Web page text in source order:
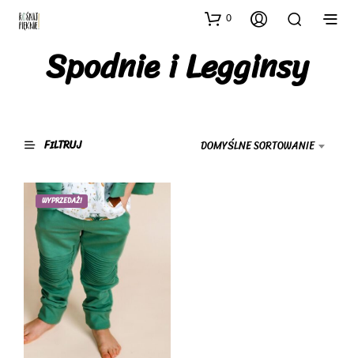
0
Spodnie i Legginsy
FILTRUJ DOMYŚLNE SORTOWANIE
WYPRZEDAŻ!